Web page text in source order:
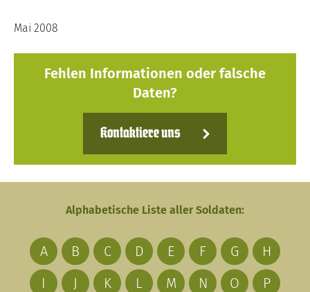
Mai 2008
Fehlen Informationen oder falsche
Daten?
Kontaktiere uns
Alphabetische Liste aller Soldaten:
A B C D E F G
H
I
J K L M N O
P